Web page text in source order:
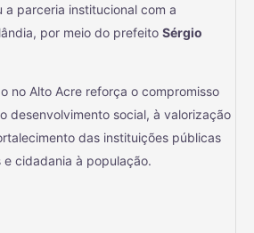
a parceria institucional com a
por meio do prefeito Sérgio
no Alto Acre reforça o compromisso
desenvolvimento social, à valorização
das instituições públicas
cidadania à população.